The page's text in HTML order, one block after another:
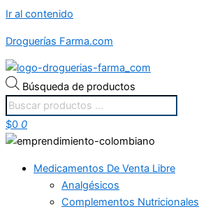
Ir al contenido
Droguerías Farma.com
Búsqueda de productos
$0 0
Medicamentos De Venta Libre
Analgésicos
Complementos Nutricionales